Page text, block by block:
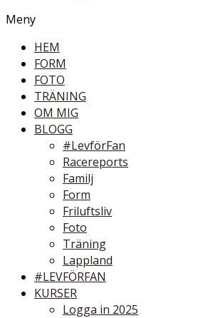
Meny
HEM
FORM
FOTO
TRÄNING
OM MIG
BLOGG
#LevförFan
Racereports
Familj
Form
Friluftsliv
Foto
Träning
Lappland
#LEVFÖRFAN
KURSER
Logga in 2025